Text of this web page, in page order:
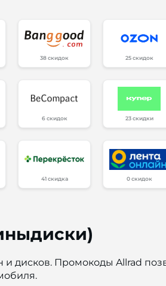
38 скидок 25 скидок
6 скидок 23 скидки
41 скидка 0 скидок
дисков. Промокоды Allrad